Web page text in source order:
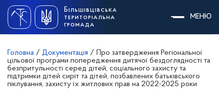
content
Більшівцівська
територіальна
громада
МЕНЮ
Головна / Документація /
Про затвердження Регіональної
цільової програми попередження дитячої бездоглядності та
безпритульності серед дітей, соціального захисту та
підтримки дітей сиріт та дітей, позбавлених батьківського
піклування, захисту їх житлових прав на 2022-2025 роки